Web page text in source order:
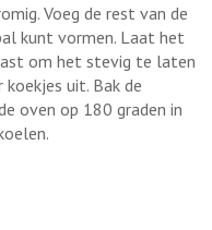
Voeg de rest van de
kunt vormen. Laat het
om het stevig te laten
uit. Bak de
oven op 180 graden in